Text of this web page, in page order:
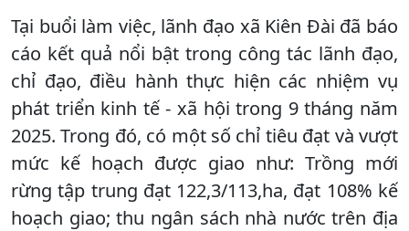
Tại buổi làm việc, lãnh đạo xã Kiên Đài đã báo
cáo kết quả nổi bật trong công tác lãnh đạo,
chỉ đạo, điều hành thực hiện các nhiệm vụ
phát triển kinh tế - xã hội trong 9 tháng năm
2025. Trong đó, có một số chỉ tiêu đạt và vượt
mức kế hoạch được giao như: Trồng mới
rừng tập trung đạt 122,3/113,ha, đạt 108% kế
hoạch giao; thu ngân sách nhà nước trên địa